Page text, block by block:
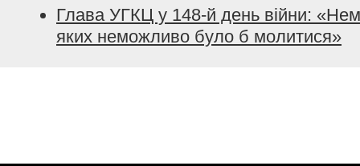
Глава УГКЦ у 148-й день війни:
яких неможливо було б молитися»